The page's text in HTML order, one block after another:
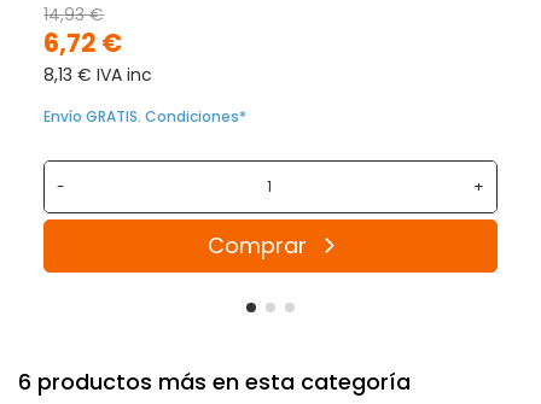
6,72 €
14,93 €
8,13 € IVA inc
Envío GRATIS. Condiciones*
- +
Comprar
6 productos más en esta categoría